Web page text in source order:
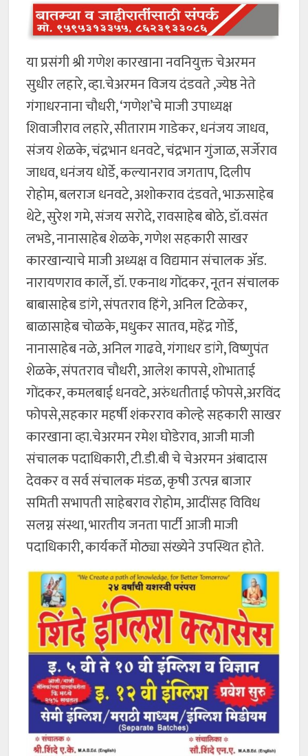
या प्रसंगी श्री गणेश कारखाना नवनियुक्त चेअरमन
सुधीर लहारे, व्हा.चेअरमन विजय दंडवते ,ज्येष्ठ नेते
गंगाधरनाना चौधरी, ‘गणेश’चे माजी उपाध्यक्ष
शिवाजीराव लहारे, सीताराम गाडेकर, धनंजय जाधव,
संजय शेळके, चंद्रभान धनवटे, चंद्रभान गुंजाळ, सर्जेराव
जाधव, धनंजय धोर्डे, कल्यानराव जगताप, दिलीप
रोहोम, बलराज धनवटे, अशोकराव दंडवते, भाऊसाहेब
थेटे, सुरेश गमे, संजय सरोदे, रावसाहेब बोठे, डॉ.वसंत
लभडे, नानासाहेब शेळके, गणेश सहकारी साखर
कारखान्याचे माजी अध्यक्ष व विद्यमान संचालक ॲड.
नारायणराव कार्ले, डॉ. एकनाथ गोंदकर, नूतन संचालक
बाबासाहेब डांगे, संपतराव हिंगे, अनिल टिळेकर,
बाळासाहेब चोळके, मधुकर सातव, महेंद्र गोर्डे,
नानासाहेब नळे, अनिल गाढवे, गंगाधर डांगे, विष्णुपंत
शेळके, संपतराव चौधरी, आलेश कापसे, शोभाताई
गोंदकर, कमलबाई धनवटे, अरुंधतीताई फोपसे,अरविंद
फोपसे,सहकार महर्षी शंकरराव कोल्हे सहकारी साखर
कारखाना व्हा.चेअरमन रमेश घोडेराव, आजी माजी
संचालक पदाधिकारी, टी.डी.बी चे चेअरमन अंबादास
देवकर व सर्व संचालक मंडळ, कृषी उत्पन्न बाजार
समिती सभापती साहेबराव रोहोम, आदींसह विविध
सलग्न संस्था, भारतीय जनता पार्टी आजी माजी
पदाधिकारी, कार्यकर्ते मोठ्या संख्येने उपस्थित होते.